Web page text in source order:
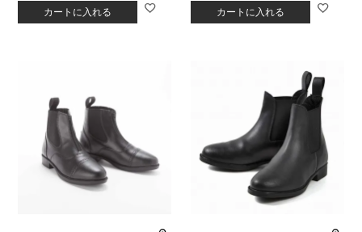
カートに入れる カートに入れる